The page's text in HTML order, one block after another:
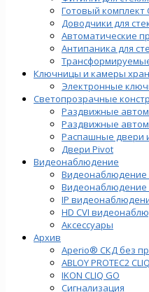
Готовый комплект
Доводчики для
Автоматические
Антипаника для
Ключницы и камеры
Электронные
Светопрозрачные
Раздвижные
Раздвижные
Распашные двери
Двери Pivot
Видеонаблюдение
Видеонаблюдение
Видеонаблюдение
IP
HD CVI
Аксессуары
Архив
Aperio® СКД без
ABLOY PROTEC2 CLIQ
IKON CLIQ GO
Сигнализация